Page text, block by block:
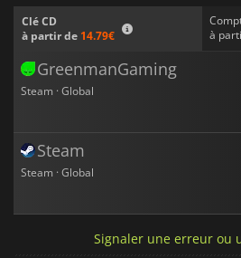
Clé CD
à partir de 14.79€
à
GreenmanGaming
Steam · Global
Steam
Steam · Global
Signaler une erreur ou